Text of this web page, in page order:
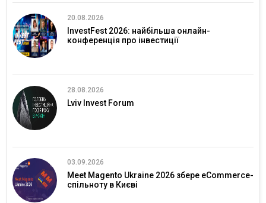
20.08.2026
InvestFest 2026: найбільша онлайн-
конференція про інвестиції
28.08.2026
Lviv Invest Forum
03.09.2026
Meet Magento Ukraine 2026 збере eCommerce-
спільноту в Києві